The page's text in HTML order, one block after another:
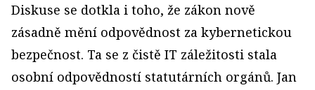
Diskuse se dotkla i toho, že zákon nově
zásadně mění odpovědnost za kybernetickou
bezpečnost. Ta se z čistě IT záležitosti stala
osobní odpovědností statutárních orgánů. Jan